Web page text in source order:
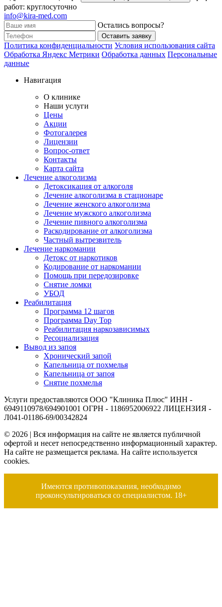
работ: круглосуточно
info@kira-med.com
Остались вопросы?
Оставить заявку
Политика конфиденциальности Условия использования сайта
Обработка Яндекс Метрики Обработка данных Персональные
данные
Навигация
О клинике
Наши услуги
Цены
Акции
Фотогалерея
Лицензии
Вопрос-ответ
Контакты
Карта сайта
Лечение алкоголизма
Детоксикация от алкоголя
Лечение алкоголизма в стационаре
Лечение женского алкоголизма
Лечение мужского алкоголизма
Лечение пивного алкоголизма
Раскодирование от алкоголизма
Частный вытрезвитель
Лечение наркомании
Детокс от наркотиков
Кодирование от наркомании
Помощь при передозировке
Снятие ломки
УБОД
Реабилитация
Программа 12 шагов
Программа Day Top
Реабилитация наркозависимых
Ресоциализация
Вывод из запоя
Хронический запой
Капельница от похмелья
Капельница от запоя
Снятие похмелья
Услуги предоставляются ООО "Клиника Плюс" ИНН -
6949110978/694901001 ОГРН - 1186952006922 ЛИЦЕНЗИЯ -
Л041-01186-69/00342824
© 2026 | Вся информация на сайте не является публичной
офертой и несет непосредственно информационный характер.
На сайте не размещается реклама. На сайте используется
cookies.
Имеются противопоказания, необходимо
проконсультироваться со специалистом. 18+